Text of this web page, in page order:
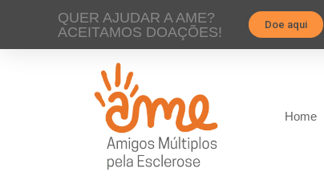
QUER AJUDAR A AME?
ACEITAMOS DOAÇÕES!
Doe aqui
Home